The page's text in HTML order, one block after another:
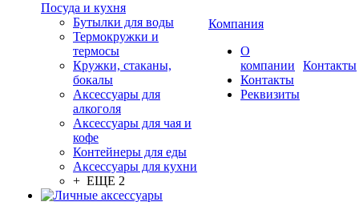
Посуда и кухня
Бутылки для воды
Термокружки и
термосы
Кружки, стаканы,
бокалы
Аксессуары для
алкоголя
Аксессуары для чая и
кофе
Контейнеры для еды
Аксессуары для кухни
+ ЕЩЕ 2
Компания
О
компании
Контакты
Реквизиты
Контакты